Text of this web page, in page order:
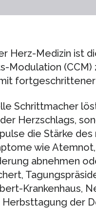
Herz-Medizin ist
Modulation
fortgeschrittener
Schrittmacher
Herzschlags,
die Stärke
wie
abnehmen
Krankenhaus,
Herbsttagung der